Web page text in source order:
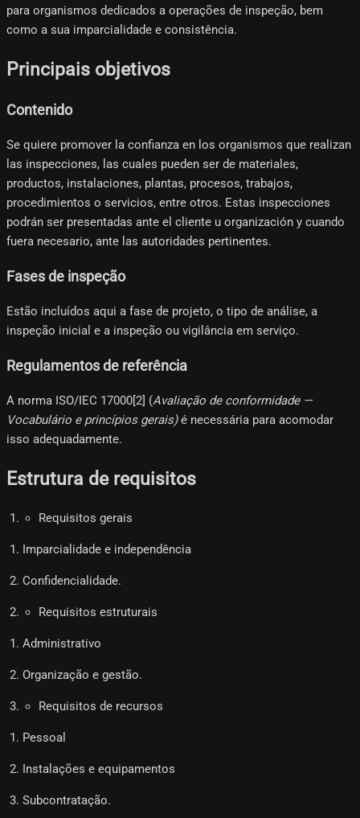
para organismos dedicados a operações de inspeção, bem
como a sua imparcialidade e consistência.
Principais objetivos
Contenido
Se quiere promover la confianza en los organismos que realizan
las inspecciones, las cuales pueden ser de materiales,
productos, instalaciones, plantas, procesos, trabajos,
procedimientos o servicios, entre otros. Estas inspecciones
podrán ser presentadas ante el cliente u organización y cuando
fuera necesario, ante las autoridades pertinentes.
Fases de inspeção
Estão incluídos aqui a fase de projeto, o tipo de análise, a
inspeção inicial e a inspeção ou vigilância em serviço.
Regulamentos de referência
A norma ISO/IEC 17000[2]​ (Avaliação de conformidade —
Vocabulário e princípios gerais)é necessária para acomodar
isso adequadamente.
Estrutura de requisitos
Requisitos gerais
Imparcialidade e independência
Confidencialidade.
Requisitos estruturais
Administrativo
Organização e gestão.
Requisitos de recursos
Pessoal
Instalações e equipamentos
Subcontratação.